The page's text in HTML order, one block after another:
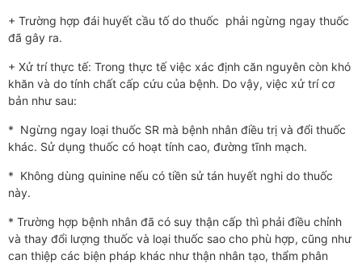
+ Trường hợp đái huyết cầu tố do thuốc phải ngừng ngay thuốc
đã gây ra.
+ Xử trí thực tế: Trong thực tế việc xác định căn nguyên còn khó
khăn và do tính chất cấp cứu của bệnh. Do vậy, việc xử trí cơ
bản như sau:
* Ngừng ngay loại thuốc SR mà bệnh nhân điều trị và đổi thuốc
khác. Sử dụng thuốc có hoạt tính cao, đường tĩnh mạch.
* Không dùng quinine nếu có tiền sử tán huyết nghi do thuốc
này.
* Trường hợp bệnh nhân đã có suy thận cấp thì phải điều chỉnh
và thay đổi lượng thuốc và loại thuốc sao cho phù hợp, cũng như
can thiệp các biện pháp khác như thận nhân tạo, thẩm phân